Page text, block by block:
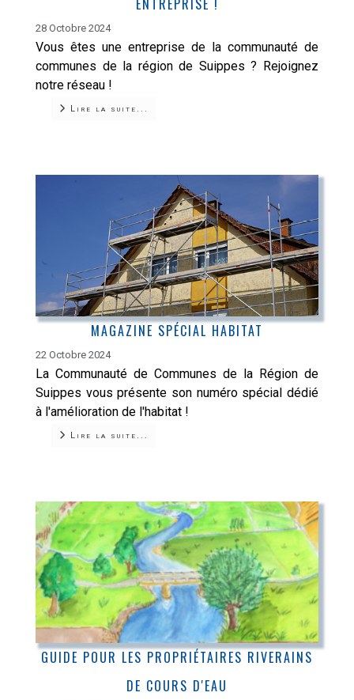
ENTREPRISE !
28 Octobre 2024
Vous êtes une entreprise de la communauté de
communes de la région de Suippes ? Rejoignez
notre réseau !
Lire la suite...
MAGAZINE SPÉCIAL HABITAT
22 Octobre 2024
La Communauté de Communes de la Région de
Suippes vous présente son numéro spécial dédié
à l'amélioration de l'habitat !
Lire la suite...
GUIDE POUR LES PROPRIÉTAIRES RIVERAINS
DE COURS D'EAU